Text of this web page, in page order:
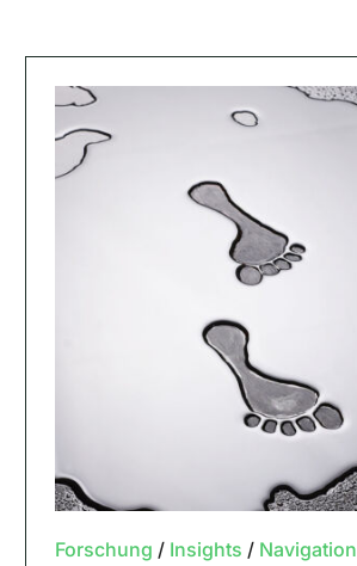
Forschung / Insights / Navigation